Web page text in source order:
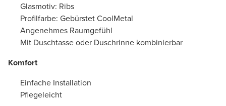
Glasmotiv: Ribs
Profilfarbe: Gebürstet CoolMetal
Angenehmes Raumgefühl
Mit Duschtasse oder Duschrinne kombinierbar
Komfort
Einfache Installation
Pflegeleicht